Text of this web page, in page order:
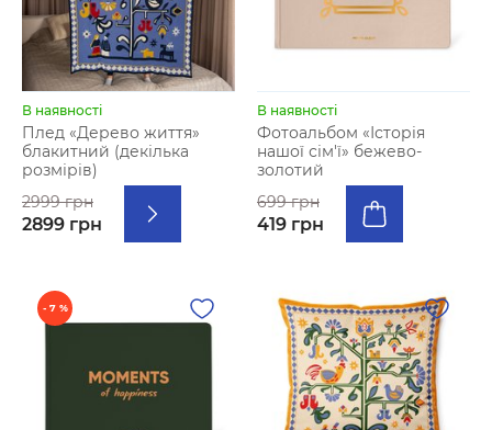
В наявності
Плед «Дерево життя»
блакитний (декілька
розмірів)
2999 грн
2899 грн
В наявності
Фотоальбом «Історія
нашої сім'ї» бежево-
золотий
699 грн
419 грн
- 7 %